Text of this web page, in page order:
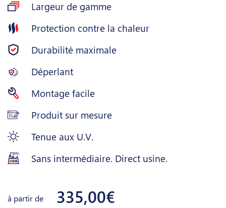
Largeur de gamme
Protection contre la chaleur
Durabilité maximale
Déperlant
Montage facile
Produit sur mesure
Tenue aux U.V.
Sans intermédiaire. Direct usine.
à partir de 335,00€